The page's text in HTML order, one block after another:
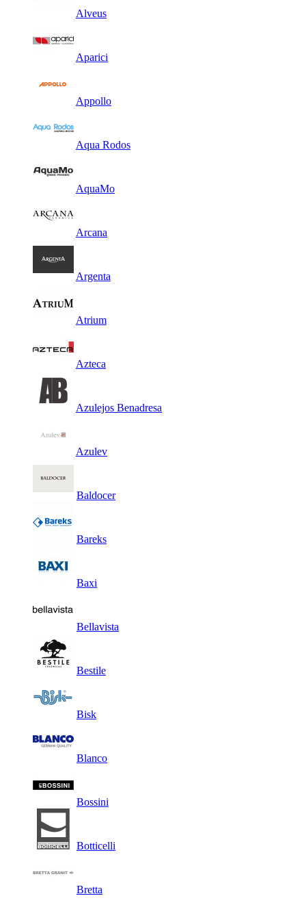
Alveus
Aparici
Appollo
Aqua Rodos
AquaMo
Arcana
Argenta
Atrium
Azteca
Azulejos Benadresa
Azulev
Baldocer
Bareks
Baxi
Bellavista
Bestile
Bisk
Blanco
Bossini
Botticelli
Bretta